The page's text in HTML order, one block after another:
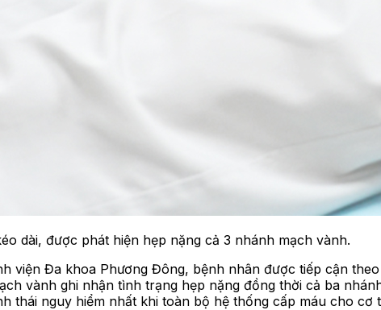
dài, được phát hiện hẹp nặng cả 3 nhánh mạch vành.
viện Đa khoa Phương Đông, bệnh nhân được tiếp cận
vành ghi nhận tình trạng hẹp nặng đồng thời cả ba
thái nguy hiểm nhất khi toàn bộ hệ thống cấp máu cho cơ